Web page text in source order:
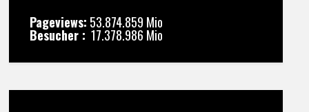
Pageviews: 53.874.859 Mio
Besucher : 17.378.986 Mio